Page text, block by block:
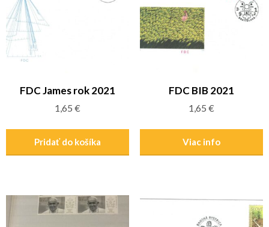
FDC James rok 2021
1,65€
Pridať do košíka
FDC BIB 2021
1,65 €
Viac info